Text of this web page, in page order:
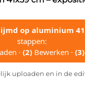
op aluminium
stappen:
· (2)Bewerken · (3)
uploaden en in de